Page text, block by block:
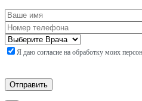
Я даю согласие на обработку моих